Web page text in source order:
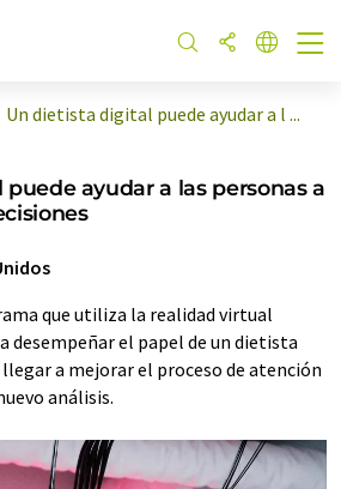
Un dietista digital puede ayudar a l ...
ayudar a las personas a
que utiliza la realidad virtual
desempeñar el papel de un dietista
a mejorar el proceso de atención
análisis.